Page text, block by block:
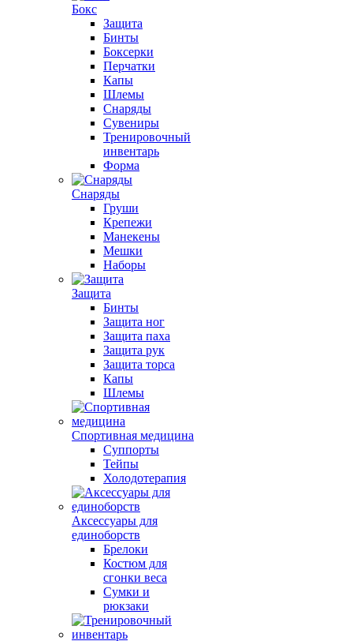
Бокс
Защита
Бинты
Боксерки
Перчатки
Капы
Шлемы
Снаряды
Сувениры
Тренировочный
инвентарь
Форма
Снаряды
Груши
Крепежи
Манекены
Мешки
Наборы
Защита
Бинты
Защита ног
Защита паха
Защита рук
Защита торса
Капы
Шлемы
Спортивная медицина
Суппорты
Тейпы
Холодотерапия
Аксессуары для
единоборств
Брелоки
Костюм для
сгонки веса
Сумки и
рюкзаки